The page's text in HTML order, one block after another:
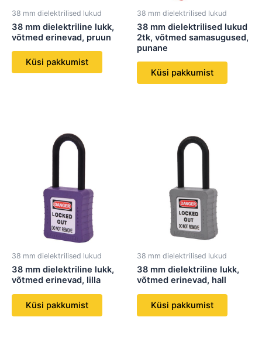
38 mm dielektrilised lukud
38 mm dielektriline lukk,
võtmed erinevad, pruun
Küsi pakkumist
38 mm dielektrilised lukud
38 mm dielektrilised lukud
2tk, võtmed samasugused,
punane
Küsi pakkumist
38 mm dielektrilised lukud
38 mm dielektriline lukk,
võtmed erinevad, lilla
Küsi pakkumist
38 mm dielektrilised lukud
38 mm dielektriline lukk,
võtmed erinevad, hall
Küsi pakkumist